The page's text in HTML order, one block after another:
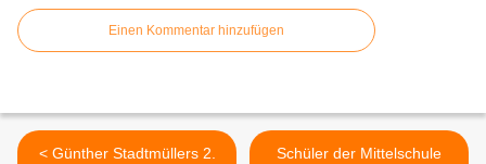
Einen Kommentar hinzufügen
< Günther Stadtmüllers 2.
Schüler der Mittelschule